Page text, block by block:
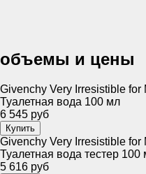
объемы и цены
Givenchy Very Irresistible for
Туалетная вода 100 мл
6 545 руб
Givenchy Very Irresistible for
Туалетная вода тестер 100
5 616 руб